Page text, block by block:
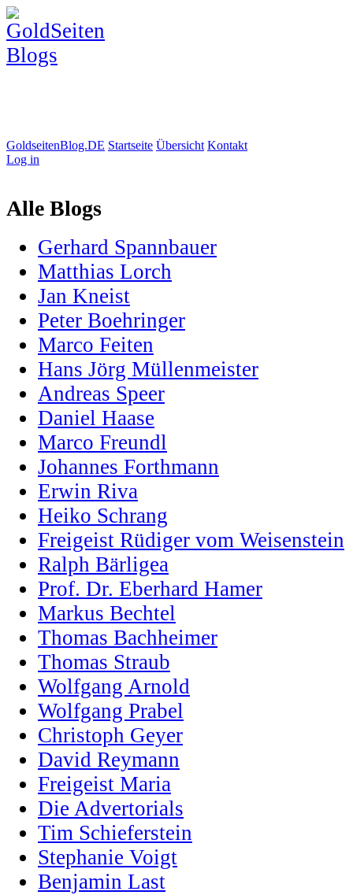
GoldseitenBlog.DE Startseite Übersicht Kontakt
Log in
Alle Blogs
Gerhard Spannbauer
Matthias Lorch
Jan Kneist
Peter Boehringer
Marco Feiten
Hans Jörg Müllenmeister
Andreas Speer
Daniel Haase
Marco Freundl
Johannes Forthmann
Erwin Riva
Heiko Schrang
Freigeist Rüdiger vom Weisenstein
Ralph Bärligea
Prof. Dr. Eberhard Hamer
Markus Bechtel
Thomas Bachheimer
Thomas Straub
Wolfgang Arnold
Wolfgang Prabel
Christoph Geyer
David Reymann
Freigeist Maria
Die Advertorials
Tim Schieferstein
Stephanie Voigt
Benjamin Last